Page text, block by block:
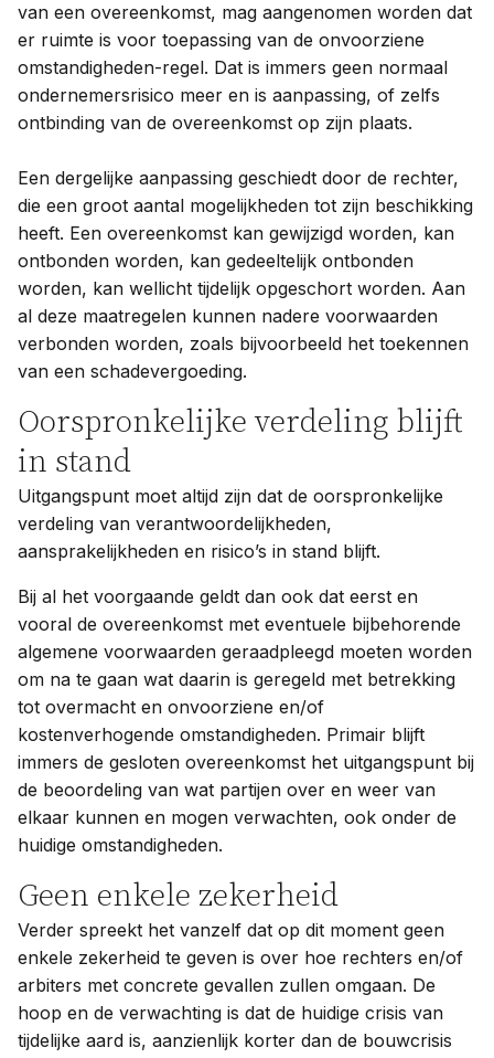
van een overeenkomst, mag aangenomen worden dat
er ruimte is voor toepassing van de onvoorziene
omstandigheden-regel. Dat is immers geen normaal
ondernemersrisico meer en is aanpassing, of zelfs
ontbinding van de overeenkomst op zijn plaats.
Een dergelijke aanpassing geschiedt door de rechter,
die een groot aantal mogelijkheden tot zijn beschikking
heeft. Een overeenkomst kan gewijzigd worden, kan
ontbonden worden, kan gedeeltelijk ontbonden
worden, kan wellicht tijdelijk opgeschort worden. Aan
al deze maatregelen kunnen nadere voorwaarden
verbonden worden, zoals bijvoorbeeld het toekennen
van een schadevergoeding.
Oorspronkelijke verdeling blijft
in stand
Uitgangspunt moet altijd zijn dat de oorspronkelijke
verdeling van verantwoordelijkheden,
aansprakelijkheden en risico’s in stand blijft.
Bij al het voorgaande geldt dan ook dat eerst en
vooral de overeenkomst met eventuele bijbehorende
algemene voorwaarden geraadpleegd moeten worden
om na te gaan wat daarin is geregeld met betrekking
tot overmacht en onvoorziene en/of
kostenverhogende omstandigheden. Primair blijft
immers de gesloten overeenkomst het uitgangspunt bij
de beoordeling van wat partijen over en weer van
elkaar kunnen en mogen verwachten, ook onder de
huidige omstandigheden.
Geen enkele zekerheid
Verder spreekt het vanzelf dat op dit moment geen
enkele zekerheid te geven is over hoe rechters en/of
arbiters met concrete gevallen zullen omgaan. De
hoop en de verwachting is dat de huidige crisis van
tijdelijke aard is, aanzienlijk korter dan de bouwcrisis